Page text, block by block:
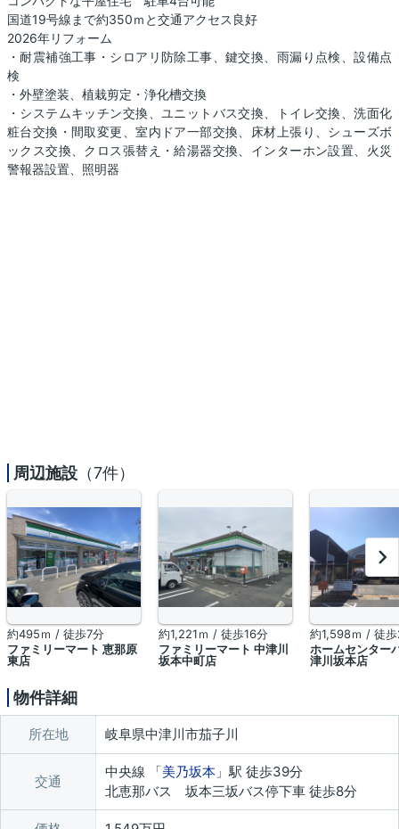
国道19号線まで約350ｍと交通アクセス良好
2026年リフォーム
・耐震補強工事・シロアリ防除工事、鍵交換、雨漏り点検、設備点
検
・外壁塗装、植栽剪定・浄化槽交換
・システムキッチン交換、ユニットバス交換、トイレ交換、洗面化
粧台交換・間取変更、室内ドア一部交換、床材上張り、シューズボ
ックス交換、クロス張替え・給湯器交換、インターホン設置、火災
警報器設置、照明器
周辺施設 （7件）
約495ｍ / 徒歩7分
ファミリーマート 恵那原
東店
約1,221ｍ / 徒歩16分
ファミリーマート 中津川
坂本中町店
約1,598ｍ / 徒
ホームセンター
津川坂本店
物件詳細
所在地 岐阜県中津川市茄子川
交通
中央線 「美乃坂本 」駅 徒歩39分
北恵那バス 坂本三坂バス停下車 徒歩8分